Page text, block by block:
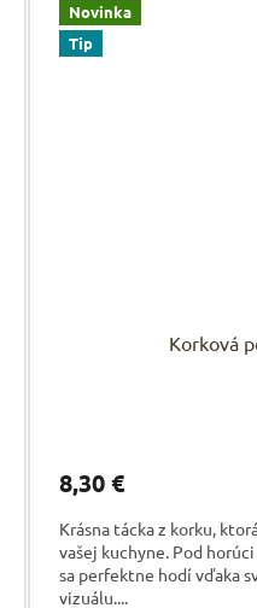
Novinka
Tip
Korková
8,30 €
Krásna tácka z korku,
vašej kuchyne. Pod
sa perfektne hodí vďaka
vizuálu....